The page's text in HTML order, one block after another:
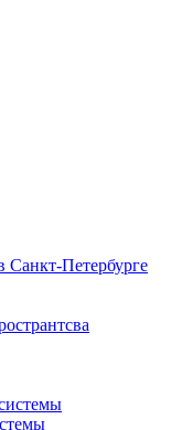
Санкт-Петербурге